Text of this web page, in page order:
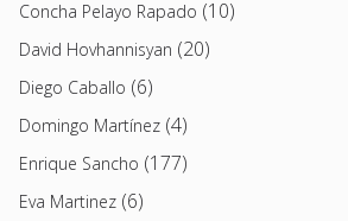
Concha Pelayo Rapado (10)
David Hovhannisyan (20)
Diego Caballo (6)
Domingo Martínez (4)
Enrique Sancho (177)
Eva Martinez (6)